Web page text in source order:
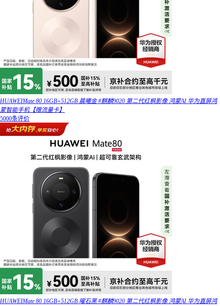
HUAWEIMate 80 16GB+512GB 晨曦金 #麒麟9020 第二代红枫影像 鸿蒙AI 华为直屏鸿
蒙智能手机【赠流量卡】
5000条评价
HUAWEIMate 80 16GB+512GB 曜石黑 #麒麟9020 第二代红枫影像 鸿蒙AI 华为直屏鸿